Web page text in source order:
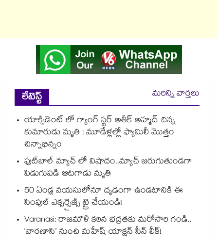
లేటెస్ట్
మరిన్ని వార్తలు
యాక్సిడెంట్ లో గ్యాంగ్ స్టర్ అతీక్ అహ్మద్ చిన్న
కుమారుడు మృతి : మూడేళ్లల్లో ఫ్యామిలీ మొత్తం
చిన్నాభిన్నం
ఫుట్‌బాల్ మ్యాచ్ లో విషాదం..మ్యాచ్ జరుగుతుండగా
పిడుగుపడి ఆటగాడు మృతి
50 ఏండ్ల వయసులోనూ దృఢంగా ఉండటానికి ఈ
సింపుల్ ఎక్సర్సైజ్స్ ట్రై చేయండి!
Varanasi: రాజమౌళి కఠిన భద్రతకు మరోసారి గండి..
‘వారణాసి’ నుంచి మహేష్ యాక్షన్ సీన్ లీక్!